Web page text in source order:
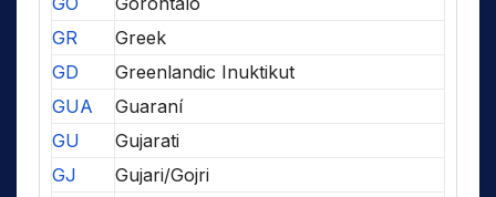
GR
Greek
GD
Greenlandic Inuktikut
GUA
Guaraní
GU
Gujarati
GJ
Gujari/Gojri